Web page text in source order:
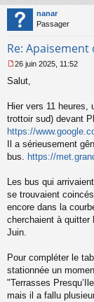
nanar
Passager
Re:
e
s
g
e
n
o
u
26 juin 2025, 11:52
Salut,
Hier vers 11 heures,
trottoir sud) devant
https://
Il a sérieusement
bus. https://
Les bus qui
se trouvaient
encore dans la
cherchaient à quitter
Juin.
Pour compléter le
stationnée un
"Terrasses
mais il a fallu